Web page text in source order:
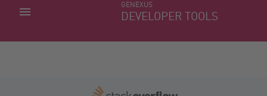
GENEXUS
DEVELOPER TOOLS
MIS APLICACIONES